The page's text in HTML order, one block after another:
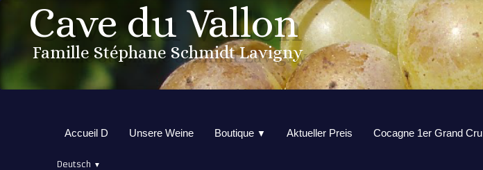
Cave du Vallon
Famille Stéphane Schmidt Lavigny
Accueil D Unsere Weine Boutique ▼ Aktueller Preis Cocagne 1er Grand Cru
Deutsch ▼